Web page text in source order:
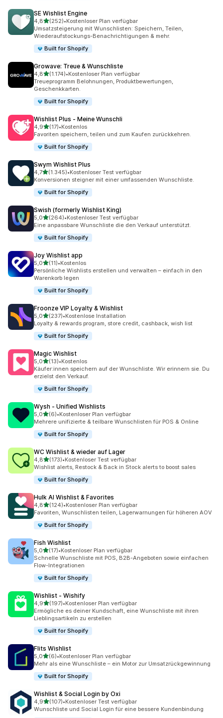
SE Wishlist Engine
4,8von 5 Sternen
(252)
252 Rezensionen insgesamt
•Kostenloser Plan verfügbar
Umsatzsteigerung mit Wunschlisten: Speichern, Teilen,
Wiederaufstockungs-Benachrichtigungen & mehr.
Built for Shopify
Growave: Treue & Wunschliste
4,8von 5 Sternen
(1.174)
1174 Rezensionen insgesamt
•Kostenloser Plan verfügbar
Treueprogramm Belohnungen, Produktbewertungen,
Geschenkkarten.
Built for Shopify
Wishlist Plus ‑ Meine Wunschli
4,9von 5 Sternen
(17)
17 Rezensionen insgesamt
•Kostenlos
Favoriten speichern, teilen und zum Kaufen zurückkehren.
Built for Shopify
Swym Wishlist Plus
4,7von 5 Sternen
(1.345)
1345 Rezensionen insgesamt
•Kostenloser Test verfügbar
Konversionen steigner mit einer umfassenden Wunschliste.
Built for Shopify
Swish (formerly Wishlist King)
5,0von 5 Sternen
(264)
264 Rezensionen insgesamt
•Kostenloser Test verfügbar
Eine anpassbare Wunschliste die den Verkauf unterstützt.
Built for Shopify
Joy Wishlist app
5,0von 5 Sternen
(11)
11 Rezensionen insgesamt
•Kostenlos
Persönliche Wishlists erstellen und verwalten – einfach in den
Warenkorb legen
Built for Shopify
Froonze VIP Loyalty & Wishlist
5,0von 5 Sternen
(237)
237 Rezensionen insgesamt
•Kostenlose Installation
Loyalty & rewards program, store credit, cashback, wish list
Built for Shopify
Magic Wishlist
5,0von 5 Sternen
(13)
13 Rezensionen insgesamt
•Kostenlos
Käufer:innen speichern auf der Wunschliste. Wir erinnern sie. Du
erzielst den Verkauf.
Built for Shopify
Wysh ‑ Unified Wishlists
5,0von 5 Sternen
(6)
6 Rezensionen insgesamt
•Kostenloser Plan verfügbar
Mehrere unifizierte & teilbare Wunschlisten für POS & Online
Built for Shopify
WC Wishlist & wieder auf Lager
4,8von 5 Sternen
(173)
173 Rezensionen insgesamt
•Kostenloser Test verfügbar
Wishlist alerts, Restock & Back in Stock alerts to boost sales
Built for Shopify
Hulk AI Wishlist & Favorites
4,8von 5 Sternen
(124)
124 Rezensionen insgesamt
•Kostenloser Plan verfügbar
Favoriten, Wunschlisten teilen, Lagerwarnungen für höheren AOV
Built for Shopify
Fish Wishlist
5,0von 5 Sternen
(17)
17 Rezensionen insgesamt
•Kostenloser Plan verfügbar
Schnelle Wunschliste mit POS, B2B-Angeboten sowie einfachen
Flow-Integrationen
Built for Shopify
Wishlist ‑ Wishify
4,9von 5 Sternen
(197)
197 Rezensionen insgesamt
•Kostenloser Plan verfügbar
Ermögliche es deiner Kundschaft, eine Wunschliste mit ihren
Lieblingsartikeln zu erstellen
Built for Shopify
Flits Wishlist
5,0von 5 Sternen
(6)
6 Rezensionen insgesamt
•Kostenloser Plan verfügbar
Mehr als eine Wunschliste – ein Motor zur Umsatzrückgewinnung
Built for Shopify
Wishlist & Social Login by Oxi
4,9von 5 Sternen
(107)
107 Rezensionen insgesamt
•Kostenloser Test verfügbar
Wunschliste und Social Login für eine bessere Kundenbindung